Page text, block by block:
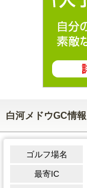
白河メドウGC情報
ゴルフ場名
最寄IC